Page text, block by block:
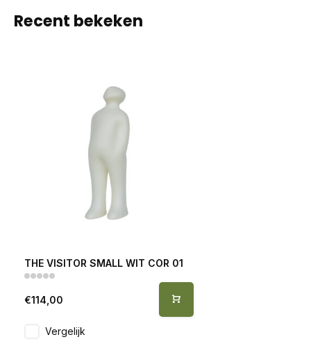
Recent bekeken
THE VISITOR SMALL WIT COR 01
€114,00
Vergelijk